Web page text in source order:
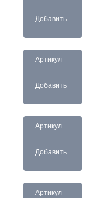
Добавить
Артикул
Добавить
Артикул
Добавить
Артикул